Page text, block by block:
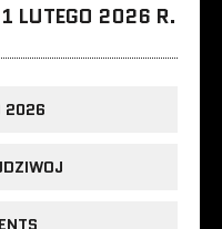
LUTEGO 2026 R.
2026